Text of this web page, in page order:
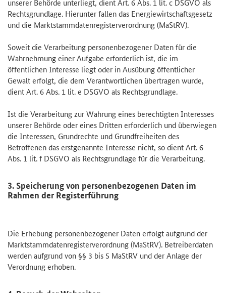
unserer Behörde unterliegt, dient Art. 6 Abs. 1 lit. c DSGVO als
Rechtsgrundlage. Hierunter fallen das Energiewirtschaftsgesetz
und die Marktstammdatenregisterverordnung (MaStRV).
Soweit die Verarbeitung personenbezogener Daten für die
Wahrnehmung einer Aufgabe erforderlich ist, die im
öffentlichen Interesse liegt oder in Ausübung öffentlicher
Gewalt erfolgt, die dem Verantwortlichen übertragen wurde,
dient Art. 6 Abs. 1 lit. e DSGVO als Rechtsgrundlage.
Ist die Verarbeitung zur Wahrung eines berechtigten Interesses
unserer Behörde oder eines Dritten erforderlich und überwiegen
die Interessen, Grundrechte und Grundfreiheiten des
Betroffenen das erstgenannte Interesse nicht, so dient Art. 6
Abs. 1 lit. f DSGVO als Rechtsgrundlage für die Verarbeitung.
3. Speicherung von personenbezogenen Daten im
Rahmen der Registerführung
Die Erhebung personenbezogener Daten erfolgt aufgrund der
Marktstammdatenregisterverordnung (MaStRV). Betreiberdaten
werden aufgrund von §§ 3 bis 5 MaStRV und der Anlage der
Verordnung erhoben.